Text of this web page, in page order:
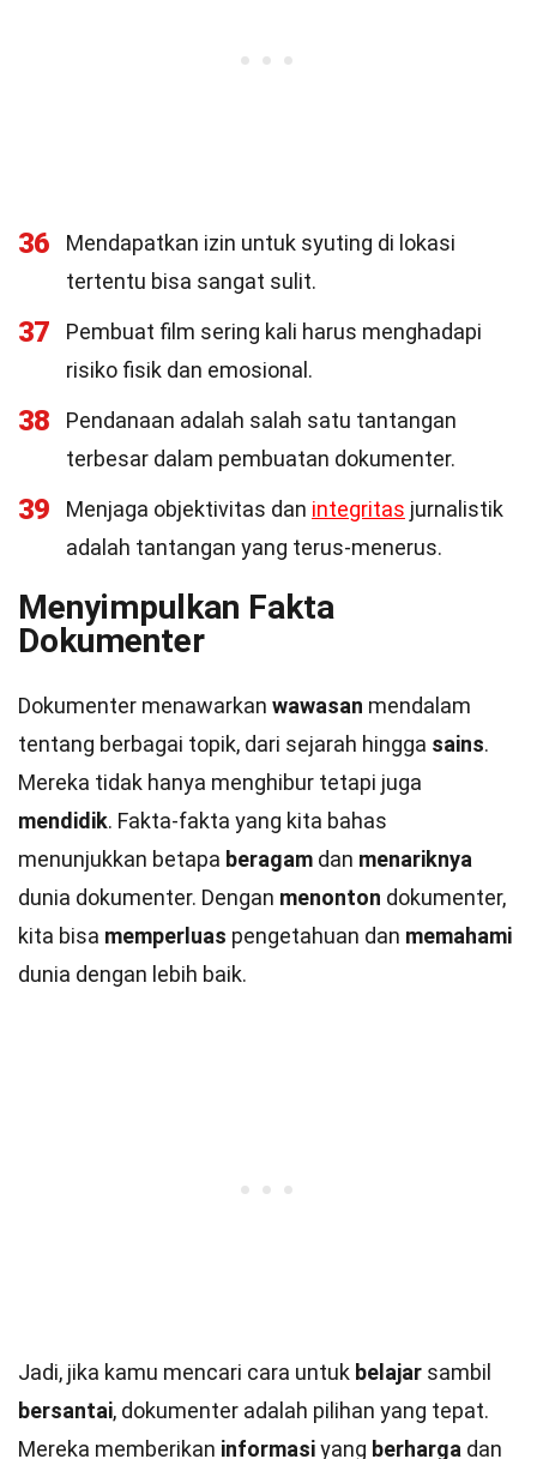
36
Mendapatkan izin untuk syuting di lokasi
tertentu bisa sangat sulit.
37
Pembuat film sering kali harus menghadapi
risiko fisik dan emosional.
38
Pendanaan adalah salah satu tantangan
terbesar dalam pembuatan dokumenter.
39 Menjaga objektivitas dan integritas jurnalistik
adalah tantangan yang terus-menerus.
Menyimpulkan Fakta
Dokumenter
Dokumenter menawarkan wawasan mendalam
tentang berbagai topik, dari sejarah hingga sains.
Mereka tidak hanya menghibur tetapi juga
mendidik. Fakta-fakta yang kita bahas
menunjukkan betapa beragam dan menariknya
dunia dokumenter. Dengan menonton dokumenter,
kita bisa memperluas pengetahuan dan memahami
dunia dengan lebih baik.
Jadi, jika kamu mencari cara untuk belajar sambil
bersantai, dokumenter adalah pilihan yang tepat.
Mereka memberikan informasiyang berharga dan